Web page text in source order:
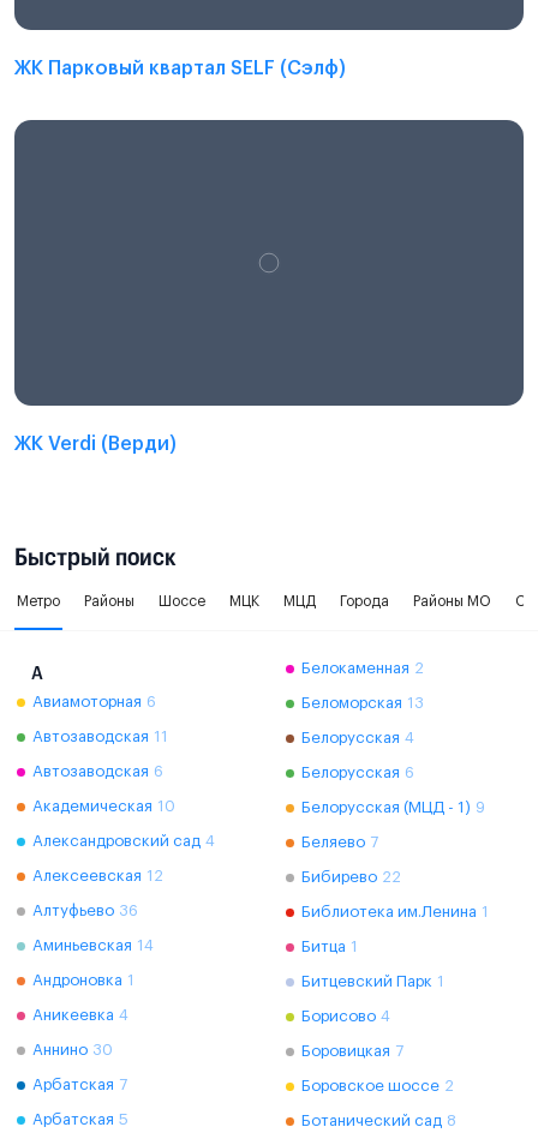
ЖК Парковый квартал SELF (Сэлф)
ЖК Verdi (Верди)
Быстрый поиск
Метро Районы Шоссе МЦК МЦД Города Районы МО
А
Авиамоторная 6
Автозаводская 11
Автозаводская 6
Академическая 10
Александровский сад 4
Алексеевская 12
Алтуфьево 36
Аминьевская 14
Андроновка 1
Аникеевка 4
Аннино 30
Арбатская 7
Арбатская 5
Белокаменная 2
Беломорская 13
Белорусская 4
Белорусская 6
Белорусская (МЦД - 1) 9
Беляево 7
Бибирево 22
Библиотека им.Ленина 1
Битца 1
Битцевский Парк 1
Борисово 4
Боровицкая 7
Боровское шоссе 2
Ботанический сад 8